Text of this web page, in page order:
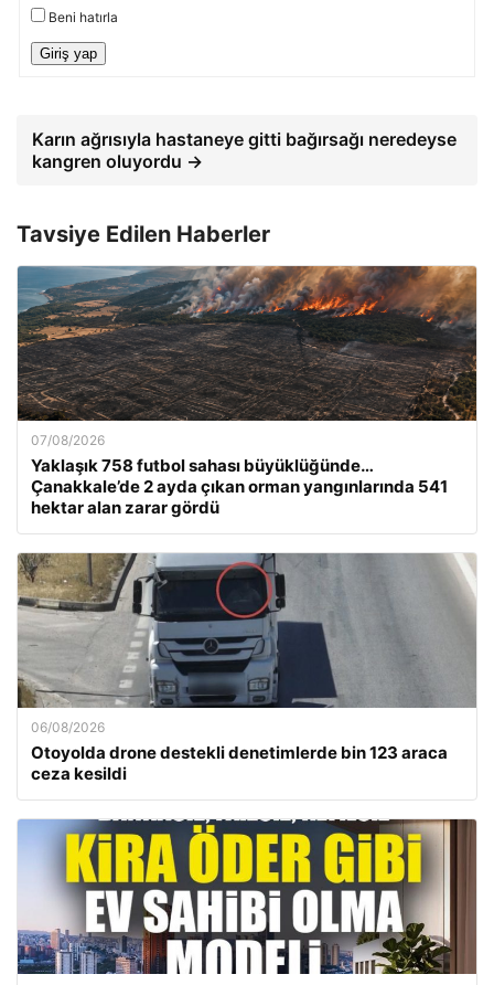
Beni hatırla
Giriş yap
Karın ağrısıyla hastaneye gitti bağırsağı neredeyse
kangren oluyordu →
Tavsiye Edilen Haberler
07/08/2026
Yaklaşık 758 futbol sahası büyüklüğünde…
Çanakkale’de 2 ayda çıkan orman yangınlarında 541
hektar alan zarar gördü
06/08/2026
Otoyolda drone destekli denetimlerde bin 123 araca
ceza kesildi